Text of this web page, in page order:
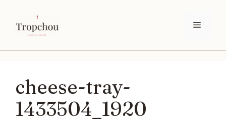
contenu
Menu
cheese-tray-
1433504_1920